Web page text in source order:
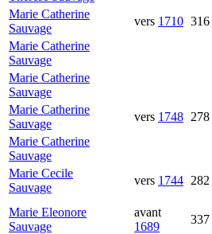
Marie Catherine
Sauvage
vers 1710 316
Marie Catherine
Sauvage
Marie Catherine
Sauvage
Marie Catherine
Sauvage
vers 1748 278
Marie Catherine
Sauvage
Marie Cecile
Sauvage
vers 1744 282
Marie Eleonore
Sauvage
avant
1689
337